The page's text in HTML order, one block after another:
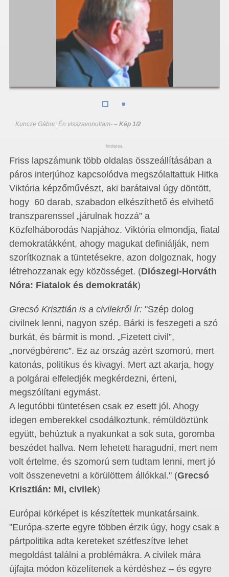
Kuncze Gábor: Én visszavonultam-– Kép 1/2
hirdetes
Friss lapszámunk több oldalas összeállításában a
páros interjúhoz kapcsolódva megszólaltattuk Hitka
Viktória képzőművészt, aki barátaival úgy döntött,
hogy 60 darab, szabadon elkészíthető és elvihető
transzparenssel „járulnak hozzá” a
Közfelháborodás Napjához. Viktória elmondja, fiatal
demokratákként, ahogy magukat definiálják, nem
szorítkoznak a tüntetésekre, azon dolgoznak, hogy
létrehozzanak egy közösséget. (Diószegi-Horváth
Nóra: Fiatalok és demokraták)
Grecsó Krisztián is a civilekről ír: "Szép dolog
civilnek lenni, nagyon szép. Bárki is feszegeti a szó
burkát, és bármit is mond. „Fizetett civil”,
„norvégbérenc”. Ez az ország azért szomorú, mert
katonás, politikus és kivagyi. Mert azt akarja, hogy
a polgárai elfeledjék megkérdezni, érteni,
megszólítani egymást.
A legutóbbi tüntetésen csak ez esett jól. Ahogy
idegen emberekkel csodálkoztunk, rémüldöztünk
együtt, behúztuk a nyakunkat a sok suta, goromba
beszédet hallva. Nem lehetett haragudni, mert nem
volt értelme, és szomorú sem tudtam lenni, mert jó
volt összenevetni a körülöttem állókkal." (Grecsó
Krisztián: Mi, civilek)
Európai körképet is készítettek munkatársaink.
"Európa-szerte egyre többen érzik úgy, hogy csak a
pártpolitika adta kereteket szétfeszítve lehet
megoldást találni a problémákra. A civilek mára
újfajta módon közelítenek a kérdéshez – és egyre